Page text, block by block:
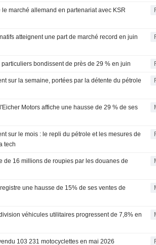
marché allemand en partenariat avec KSR
atteignent une part de marché record en juin
bondissent de près de 29 % en juin
sur la semaine, portées par la détente du pétrole
Motors affiche une hausse de 29 % de ses
sur le mois : le repli du pétrole et les mesures de
tech
de 16 millions de roupies par les douanes de
une hausse de 15% de ses ventes de
véhicules utilitaires progressent de 7,8% en
103 231 motocyclettes en mai 2026